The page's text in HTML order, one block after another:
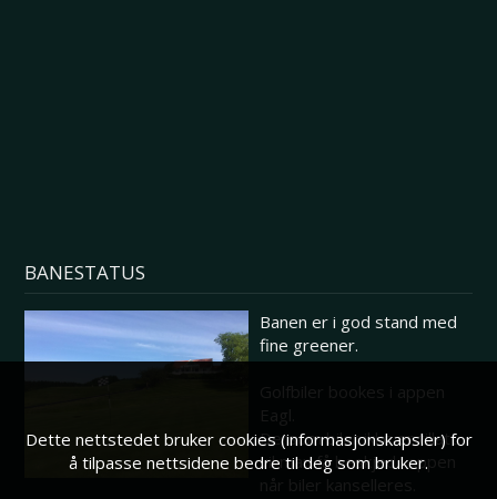
BANESTATUS
Banen er i god stand med
fine greener.
Dersom biler ikke er tillatt
vil man få beskjed i appen
Dette nettstedet bruker cookies (informasjonskapsler) for
å tilpasse nettsidene bedre til deg som bruker.